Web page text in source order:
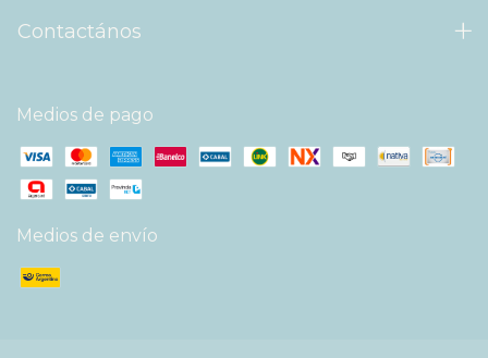
Contactános
Medios de pago
Medios de envío